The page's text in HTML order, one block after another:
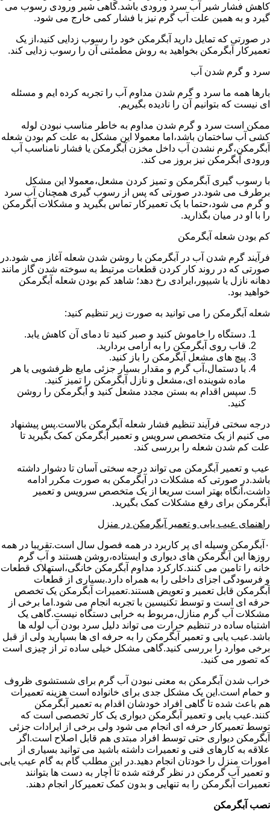
کاهش فشار شیر آب سرد ورودی باشد.گاهی شیر ورودی رسوب می
گیرد و به همین علت آب گرم نیز با فشار کمی خارج می شود.
در صورتی که تمایل دارید آبگرمکن خود را رسوب زدایی کنید،از یک
تعمیرکار آبگرمکن بخواهید به روش مطمئنی آن را رسوب زدایی کند.
سرد و گرم شدن آب
بارها همه ما سرد و گرم شدن مداوم آب را تجربه کرده ایم و مسئله
ای نیست که بتوانیم آن را نادیده بگیریم.
ممکن است سرد و گرم شدن مداوم به خاطر مناسب نبودن لوله
کشی آب ساختمان باشد،اما معمولا این مشکل به علت کم بودن شعله
آبگرمکن،گرم نشدن آب داخل مخزن آبگرمکن یا فشار نامناسب آب
ورودی آبگرمکن نیز بروز می کند.
با رسوب گیری آبگرمکن و تمیز کردن مشعل،معمولا این مشکل
برطرف می شود.در صورتی که پس از رسوب گیری همچنان آب سرد
و گرم می شود،حتما با یک تعمیرکار تماس بگیرید و مشکلات آبگرمکن
را با او در میان بگذارید.
کم بودن شعله آبگرمکن
فرآیند گرم شدن آب در آبگرمکن با روشن شدن شعله آغاز می شود.در
صورتی که در روند کار کردن قطعات مرتبط به سوخته شدن گاز مانند
دهانه نازل یا شیپور،ایرادی رخ دهد؛ شاهد کم بودن شعله آبگرمکن
خواهید بود.
شعله آبگرمکن را می توانید به صورت زیر تنظیم کنید:
دستگاه را خاموش کنید و صبر کنید تا دمای آن کاهش یابد.
قاب روی آبگرمکن را به آرامی بردارید.
پیچ های مشعل آبگرمکن را باز کنید.
با دستمال،آب گرم و مقدار بسیار جزئی مایع ظرفشویی یا هر
ماده شوینده ای،مشعل و نازل آبگرمکن را تمیز کنید.
سپس اقدام به بستن مجدد مشعل کنید و آبگرمکن را روشن
کنید.
درجه سختی فرآیند تنظیم فشار شعله آبگرمکن بالاست.پس پیشنهاد
می کنیم از یک متخصص سرویس و تعمیر آبگرمکن کمک بگیرید تا
علت کم شدن شعله را بررسی کند.
عیب و تعمیر آبگرمکن می تواند درجه سختی آسان تا دشوار داشته
باشد.در صورتی که مشکلات در آبگرمکن به صورت مکرر ادامه
داشت،آنگاه بهتر است سریعا از یک متخصص سرویس و تعمیر
آبگرمکن برای رفع مشکلات کمک بگیرید.
راهنمای عیب یابی و تعمیر آبگرمکن در منزل
۰آبگرمکن وسیله ای پر کاربرد در همه فصول سال است.تقریبا در همه
روزها این آبگرمکن های دیواری و ایستاده،روشن هستند و آب گرم
خانه را تامین می کنند.کارکرد مداوم آبگرمکن خانگی،استهلاک قطعات
و فرسودگی اجزای داخلی را به همراه دارد.بسیاری از قطعات
آبگرمکن قابل تعمیر و تعویض هستند.تعمیرات آبگرمکن یک تخصص
حرفه ای است و توسط تکنیسین با تجربه انجام می شود.اما برخی از
مشکلات آب گرم منازل،مربوط به خرابی دستگاه نیست.گاهی یک
اشتباه ساده در تنظیم حرارت می تواند دلیل سرد بودن آب لوله ها
باشد.عیب یابی و تعمیر آبگرمکن را به حرفه ای ها بسپارید ولی از قبل
برخی موارد را بررسی کنید.گاهی مشکل خیلی ساده تر از چیزی است
که تصور می کنید.
خراب شدن آبگرمکن به معنی نبودن آب گرم برای شستشوی ظروف
و حمام است.این یک مشکل جدی برای خانواده است هزینه تعمیرات
هم باعث شده تا گاهی افراد خودشان اقدام به تعمیر آبگرمکن
کنند.عیب یابی و تعمیر آبگرمکن دیواری یک کار تخصصی است که
توسط تعمیرکار حرفه ای انجام می شود ولی برخی از ایرادات جزئی
آبگرمکن دیواری حتی توسط افراد مبتدی هم قابل اصلاح است.اگر
علاقه به کارهای فنی و تعمیرات داشته باشید می توانید بسیاری از
امورات منزل را خودتان انجام دهید.در این مطلب گام به گام عیب یابی
و تعمیر آب گرمکن در نظر گرفته شده تا آچار به دست ها بتوانند
تعمیرات آبگرمکن را به تنهایی و بدون کمک تعمیرکار انجام دهند.
نصب آبگرمکن